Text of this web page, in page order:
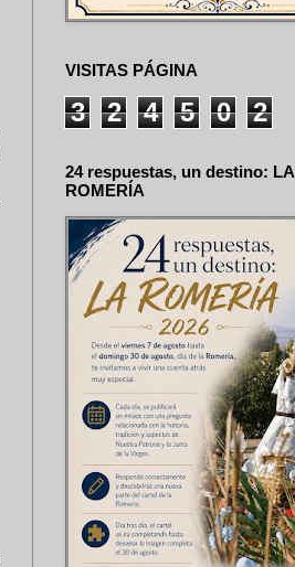
VISITAS PÁGINA
3 2 4 5 0 2
24 respuestas, un destino: LA
ROMERÍA